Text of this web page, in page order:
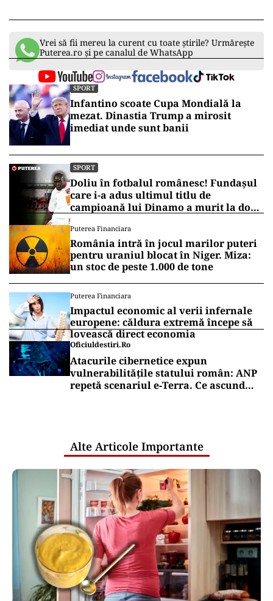
Vrei să fii mereu la curent cu toate știrile? Urmărește
Puterea.ro și pe canalul de WhatsApp
SPORT
Infantino scoate Cupa Mondială la
mezat. Dinastia Trump a mirosit
imediat unde sunt banii
SPORT
Doliu în fotbalul românesc! Fundașul
care i-a adus ultimul titlu de
campioană lui Dinamo a murit la doar
Puterea Financiara
România intră în jocul marilor puteri
pentru uraniul blocat în Niger. Miza:
un stoc de peste 1.000 de tone
Puterea Financiara
Impactul economic al verii infernale
europene: căldura extremă începe să
lovească direct economia
Oficiuldestiri.ro
Atacurile cibernetice expun
vulnerabilitățile statului român: ANP
repetă scenariul e‑Terra. Ce ascund
Alte Articole Importante